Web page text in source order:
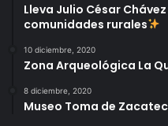
Lleva Julio César
comunidades rurales
10 diciembre, 2020
Zona Arqueológica La
8 diciembre, 2020
Museo Toma de